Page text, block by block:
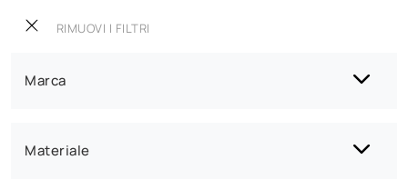
RIMUOVI I FILTRI
Marca
Materiale